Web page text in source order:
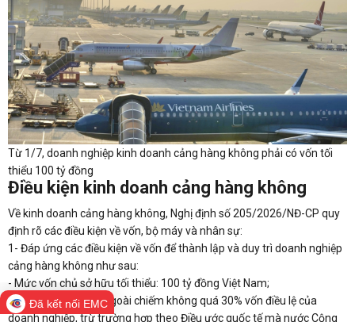
Từ 1/7, doanh nghiệp kinh doanh cảng hàng không phải có vốn tối
thiểu 100 tỷ đồng
Điều kiện kinh doanh cảng hàng không
Về kinh doanh cảng hàng không, Nghị định số 205/2026/NĐ-CP quy
định rõ các điều kiện về vốn, bộ máy và nhân sự:
1- Đáp ứng các điều kiện về vốn để thành lập và duy trì doanh nghiệp
cảng hàng không như sau:
- Mức vốn chủ sở hữu tối thiểu: 100 tỷ đồng Việt Nam;
- Tỷ lệ sở hữu nước ngoài chiếm không quá 30% vốn điều lệ của
doanh nghiệp, trừ trường hợp theo Điều ước quốc tế mà nước Cộng
Đã kết nối EMC